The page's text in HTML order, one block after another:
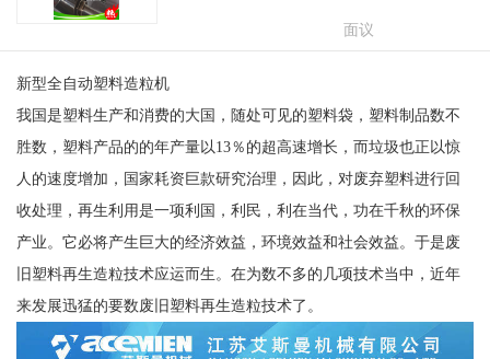
面议
新型全自动塑料造粒机
我国是塑料生产和消费的大国，随处可见的塑料袋，塑料制品数不
胜数，塑料产品的的年产量以13％的超高速增长，而垃圾也正以惊
人的速度增加，国家耗资巨款研究治理，因此，对废弃塑料进行回
收处理，再生利用是一项利国，利民，利在当代，功在千秋的环保
产业。它必将产生巨大的经济效益，环境效益和社会效益。于是废
旧塑料再生造粒技术应运而生。在为数不多的几项技术当中，近年
来发展迅猛的要数废旧塑料再生造粒技术了。